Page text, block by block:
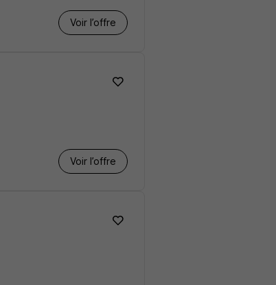
Voir l’offre
Voir l’offre